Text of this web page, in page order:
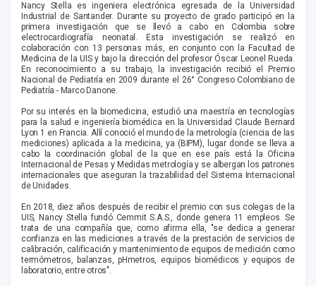
Nancy Stella es ingeniera electrónica egresada de la Universidad
Industrial de Santander. Durante su proyecto de grado participó en la
primera investigación que se llevó a cabo en Colombia sobre
electrocardiografía neonatal. Esta investigación se realizó en
colaboración con 13 personas más, en conjunto con la Facultad de
Medicina de la UIS y bajo la dirección del profesor Óscar Leonel Rueda.
En reconocimiento a su trabajo, la investigación recibió el Premio
Nacional de Pediatría en 2009 durante el 26° Congreso Colombiano de
Pediatría - Marco Danone.
Por su interés en la biomedicina, estudió una maestría en tecnologías
para la salud e ingeniería biomédica en la Universidad Claude Bernard
Lyon 1 en Francia. Allí conoció el mundo de la metrología (ciencia de las
mediciones) aplicada a la medicina, ya (BIPM), lugar donde se lleva a
cabo la coordinación global de la que en ese país está la Oficina
Internacional de Pesas y Medidas metrología y se albergan los patrones
internacionales que aseguran la trazabilidad del Sistema Internacional
de Unidades.
En 2018, diez años después de recibir el premio con sus colegas de la
UIS, Nancy Stella fundó Cemmit S.A.S., donde genera 11 empleos. Se
trata de una compañía que, como afirma ella, "se dedica a generar
confianza en las mediciones a través de la prestación de servicios de
calibración, calificación y mantenimiento de equipos de medición como
termómetros, balanzas, pHmetros, equipos biomédicos y equipos de
laboratorio, entre otros".